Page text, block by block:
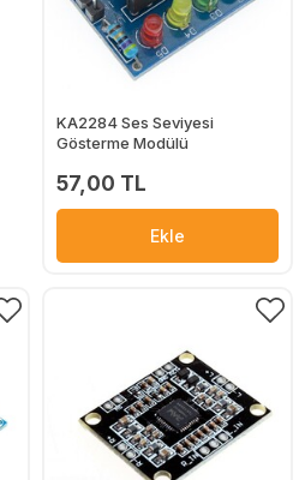
KA2284 Ses Seviyesi
Gösterme Modülü
57,00 TL
Ekle